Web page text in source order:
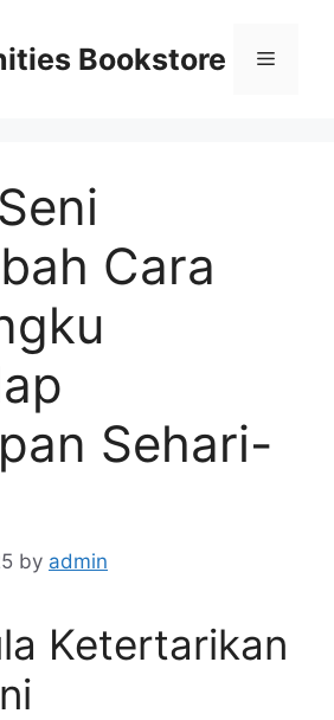
Bookstore Menu
Cara
Sehari-
by admin
Ketertarikan